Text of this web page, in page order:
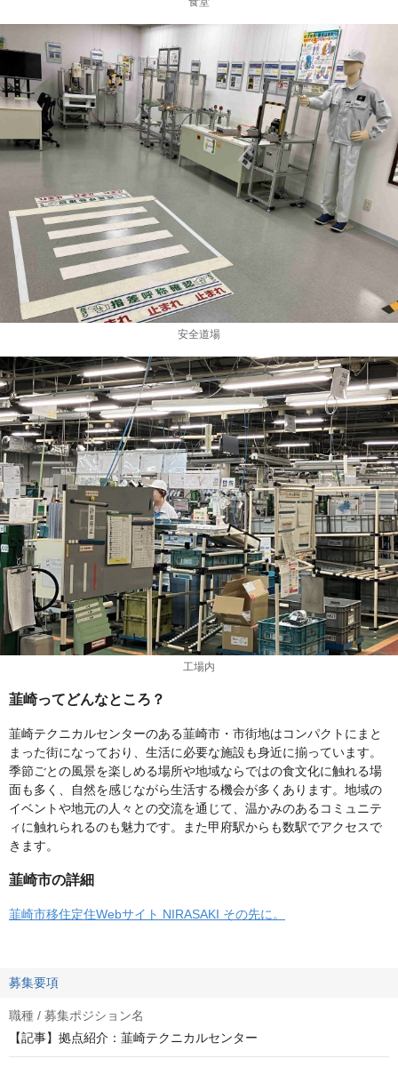
安全道場
工場内
韮崎ってどんなところ？
韮崎テクニカルセンターのある韮崎市・市街地はコンパクトにまと
まった街になっており、生活に必要な施設も身近に揃っています。
季節ごとの風景を楽しめる場所や地域ならではの食文化に触れる場
面も多く、自然を感じながら生活する機会が多くあります。地域の
イベントや地元の人々との交流を通じて、温かみのあるコミュニテ
ィに触れられるのも魅力です。また甲府駅からも数駅でアクセスで
きます。
韮崎市の詳細
韮崎市移住定住Webサイト NIRASAKI その先に。
募集要項
職種 / 募集ポジション名
【記事】拠点紹介：韮崎テクニカルセンター